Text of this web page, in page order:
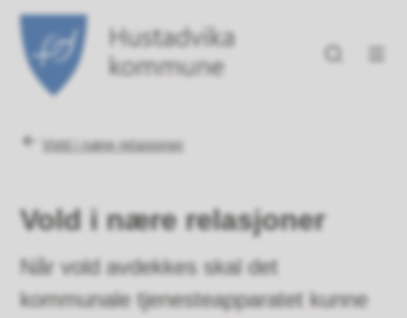
Du er her:
Vold i nære relasjoner
Vold i nære relasjoner
Når vold avdekkes skal det
kommunale tjenesteapparatet kunne